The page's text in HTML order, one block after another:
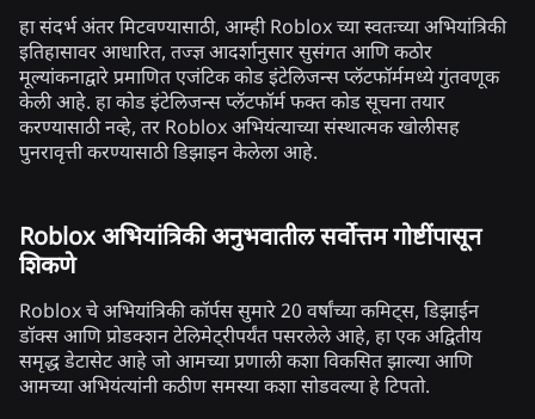
हा संदर्भ अंतर मिटवण्यासाठी, आम्ही Roblox च्या स्वतःच्या अभियांत्रिकी
इतिहासावर आधारित, तज्ज्ञ आदर्शानुसार सुसंगत आणि कठोर
मूल्यांकनाद्वारे प्रमाणित एजंटिक कोड इंटेलिजन्स प्लॅटफॉर्ममध्ये गुंतवणूक
केली आहे. हा कोड इंटेलिजन्स प्लॅटफॉर्म फक्त कोड सूचना तयार
करण्यासाठी नव्हे, तर Roblox अभियंत्याच्या संस्थात्मक खोलीसह
पुनरावृत्ती करण्यासाठी डिझाइन केलेला आहे.
Roblox अभियांत्रिकी अनुभवातील सर्वोत्तम गोष्टींपासून
शिकणे
Roblox चे अभियांत्रिकी कॉर्पस सुमारे 20 वर्षांच्या कमिट्स, डिझाईन
डॉक्स आणि प्रोडक्शन टेलिमेट्रीपर्यंत पसरलेले आहे, हा एक अद्वितीय
समृद्ध डेटासेट आहे जो आमच्या प्रणाली कशा विकसित झाल्या आणि
आमच्या अभियंत्यांनी कठीण समस्या कशा सोडवल्या हे टिपतो.